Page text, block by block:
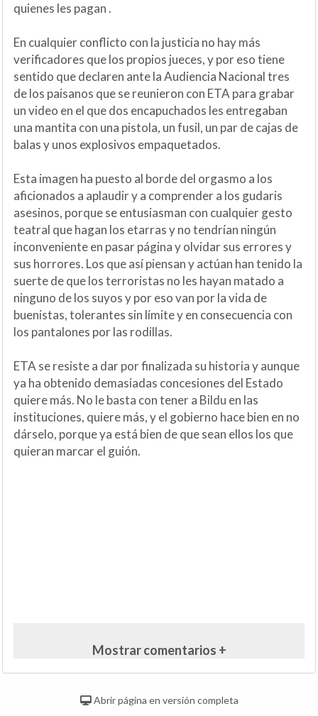
quienes les pagan .
En cualquier conflicto con la justicia no hay más
verificadores que los propios jueces, y por eso tiene
sentido que declaren ante la Audiencia Nacional tres
de los paisanos que se reunieron con ETA para grabar
un video en el que dos encapuchados les entregaban
una mantita con una pistola, un fusil, un par de cajas de
balas y unos explosivos empaquetados.
Esta imagen ha puesto al borde del orgasmo a los
aficionados a aplaudir y a comprender a los gudaris
asesinos, porque se entusiasman con cualquier gesto
teatral que hagan los etarras y no tendrían ningún
inconveniente en pasar página y olvidar sus errores y
sus horrores. Los que así piensan y actúan han tenido la
suerte de que los terroristas no les hayan matado a
ninguno de los suyos y por eso van por la vida de
buenistas, tolerantes sin límite y en consecuencia con
los pantalones por las rodillas.
ETA se resiste a dar por finalizada su historia y aunque
ya ha obtenido demasiadas concesiones del Estado
quiere más. No le basta con tener a Bildu en las
instituciones, quiere más, y el gobierno hace bien en no
dárselo, porque ya está bien de que sean ellos los que
quieran marcar el guión.
Mostrar comentarios +
Abrir página en versión completa